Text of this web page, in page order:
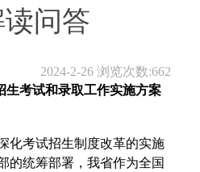
问答
2024-2-26浏览次数:662
生考试和录取工作实施方案
化考试招生制度改革的实施
的统筹部署，我省作为全国